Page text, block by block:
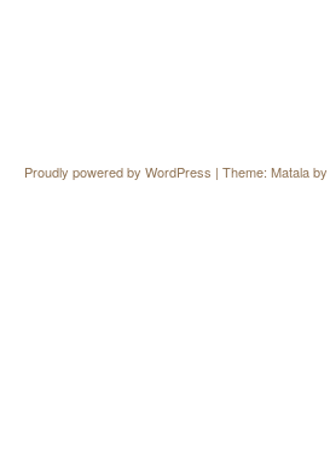
Proudly powered by WordPress | Theme: Matala by